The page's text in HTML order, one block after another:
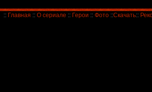
:: Главная :: О сериале :: Герои :: Фото::Скачать::